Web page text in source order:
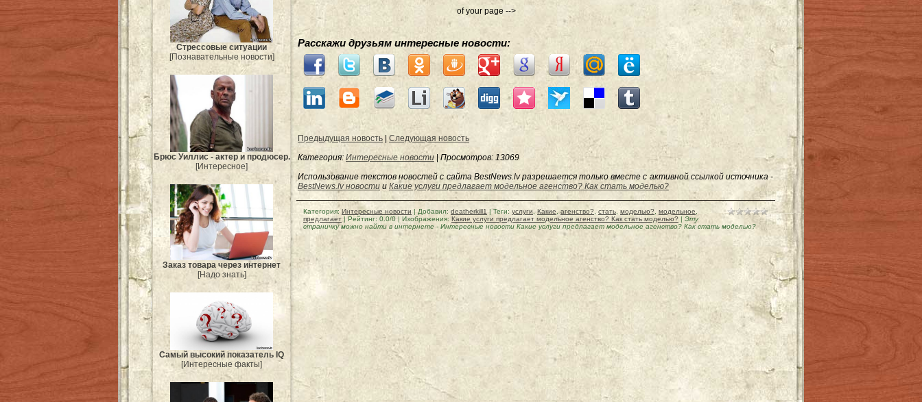
Стрессовые ситуации
[Познавательные новости]
Брюс Уиллис - актер и продюсер.
[Интересное]
Заказ товара через интернет
[Надо знать]
Самый высокий показатель IQ
[Интересные факты]
of your page -->
Расскажи друзьям интересные новости:
Предыдущая новость
Следующая новость
Категория: Интересные новости |Просмотров: 13069
Использование текстов новостей с сайта BestNews.lv разрешается только вместе с активной ссылкой источника -
BestNews.lv новости и Какие услуги предлагает модельное агенство? Как стать моделью?
Категория: Интересные новости | Добавил: deatherkill1 |Теги: услуги ,Какие агенство? стать моделью? модельное
предлагает | Рейтинг: 0.0/0 | Изображения: Какие услуги предлагает модельное агенство? Как стать моделью? | Эту
страничку можно найти в интернете - Интересные новости Какие услуги предлагает модельное агенство? Как стать моделью?